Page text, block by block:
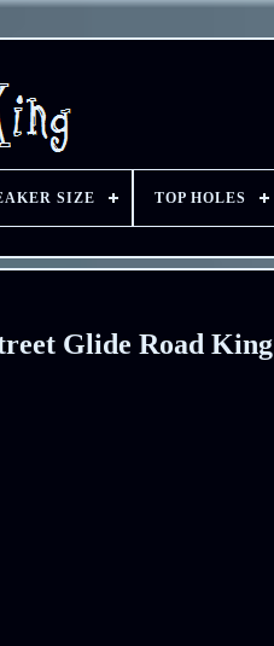
SIZE TOP HOLES
Glide Road King